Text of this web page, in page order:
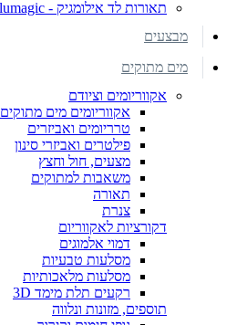
תאורות לד אילומגיק - Illumagic
מבצעים
מים מתוקים
אקווריומים וציודם
אקווריומים מים מתוקים
טרריומים ואביזרים
פילטרים ואביזרי סינון
מצעים, חול וחצץ
משאבות למתוקים
תאורה
צנרת
דקורציות לאקווריום
דמוי אלמוגים
מסלעות טבעיות
מסלעות מלאכותיות
רקעים תלת מימד 3D
תוספים, מזונות ונלווה